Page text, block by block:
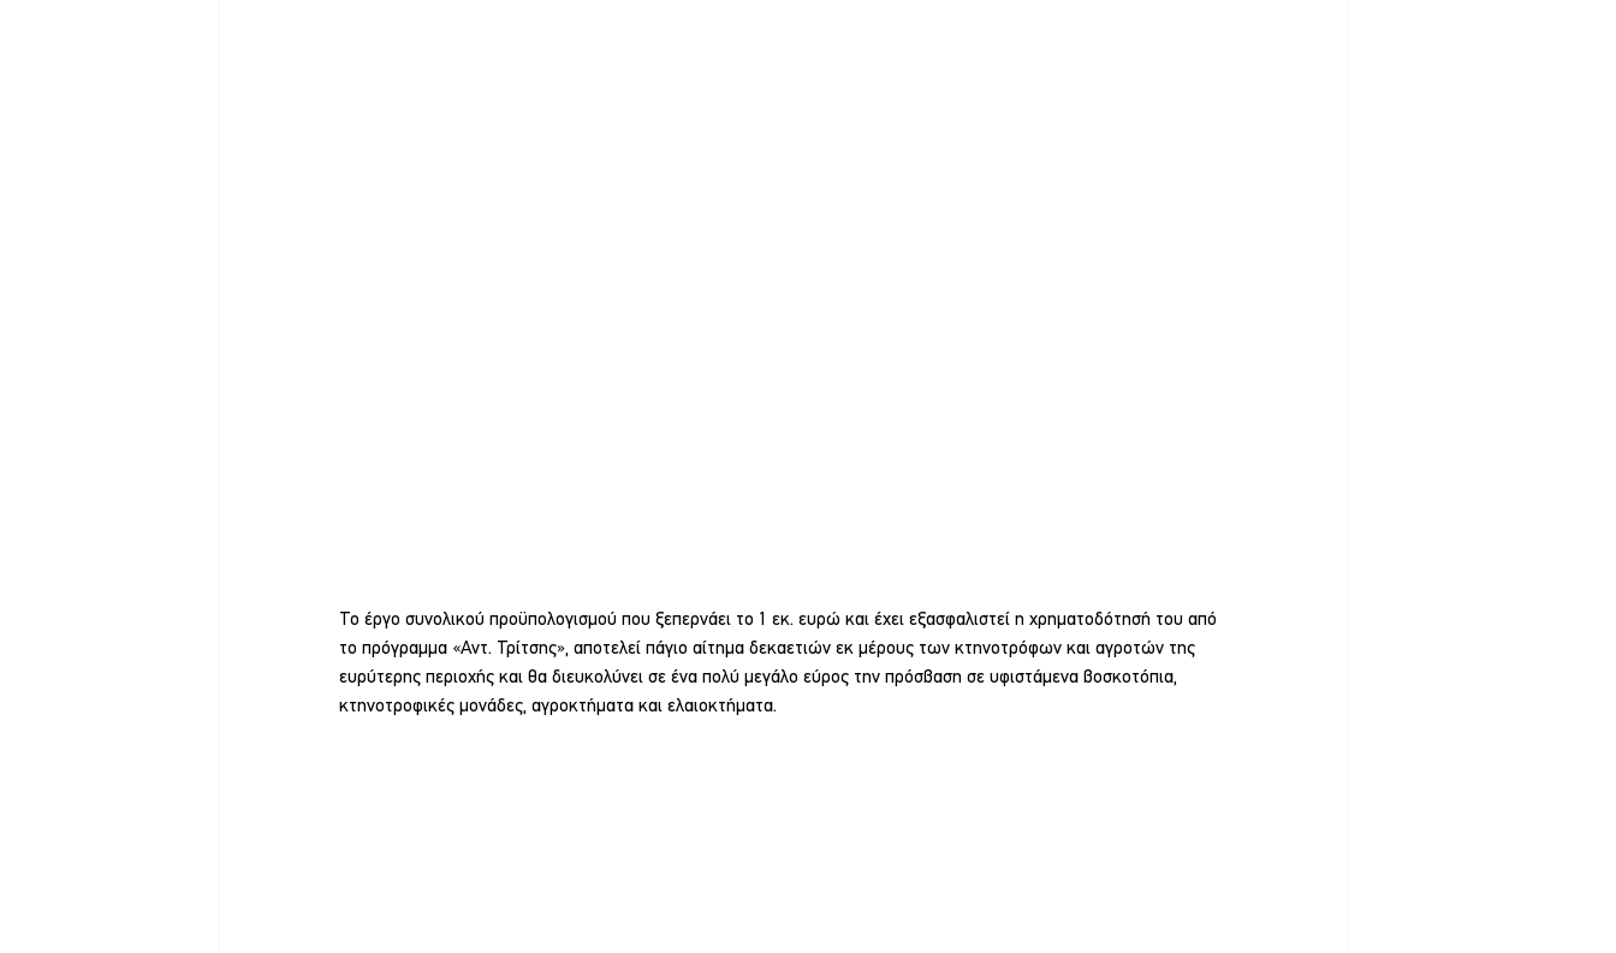
Το έργο συνολικού προϋπολογισμού που ξεπερνάει το 1 εκ. ευρώ και έχει εξασφαλιστεί η χρηματοδότησή του από
το πρόγραμμα «Αντ. Τρίτσης», αποτελεί πάγιο αίτημα δεκαετιών εκ μέρους των κτηνοτρόφων και αγροτών της
ευρύτερης περιοχής και θα διευκολύνει σε ένα πολύ μεγάλο εύρος την πρόσβαση σε υφιστάμενα βοσκοτόπια,
κτηνοτροφικές μονάδες, αγροκτήματα και ελαιοκτήματα.